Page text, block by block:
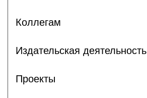
Коллегам
Издательская деятельность
Проекты